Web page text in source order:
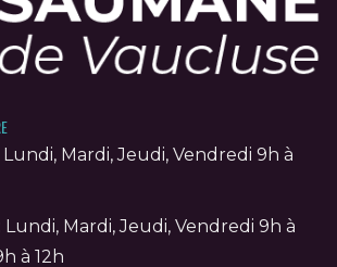
Mardi, Jeudi, Vendredi 9h à
Mardi, Jeudi, Vendredi 9h à
à 12h